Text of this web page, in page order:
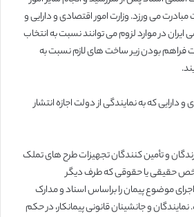
می ورزد. وزارت امور اقتصادی و دارایی و
در موارد لزوم می توانند نسبت به انتخاب
فراهم بودن زیر ساخت های لازم نسبت به
دارایی که به نمایندگی از دولت اجازه انتشار
و تأمین کنندگان تجهیزات طرح های تملک
حقیقی یا حقوقی که طرف دیگر
موضوع پیمان را براساس اسناد و مدارک
و جانشینان قانونی پیمانکار، در حکم